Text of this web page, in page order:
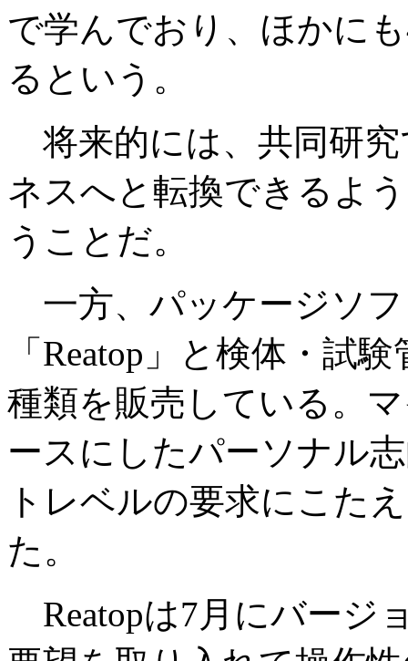
で学んでおり、ほかに
るという。
将来的には、共同研
ネスへと転換できるよ
うことだ。
一方、パッケージソ
「Reatop」と検体・試
種類を販売している。
ースにしたパーソナル
トレベルの要求にこた
た。
Reatopは7月にバージ